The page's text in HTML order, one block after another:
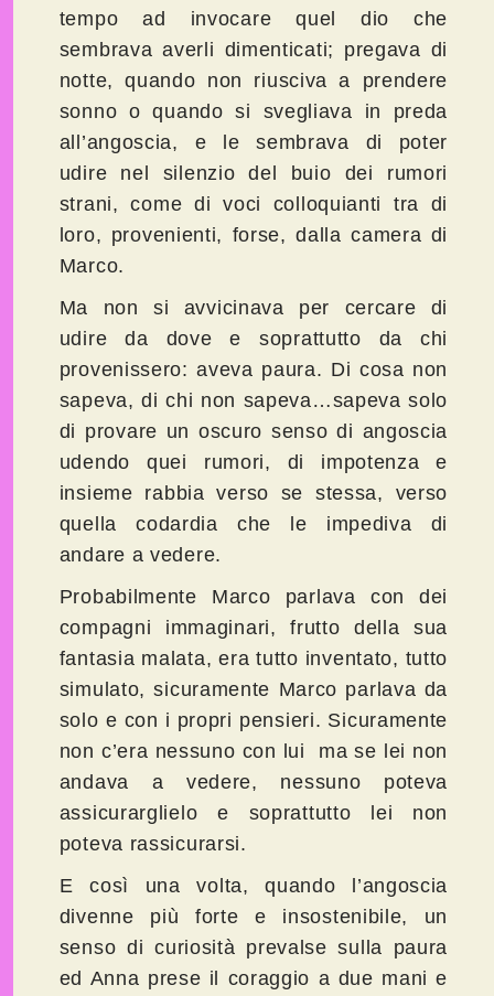
tempo ad invocare quel dio che
sembrava averli dimenticati; pregava di
notte, quando non riusciva a prendere
sonno o quando si svegliava in preda
all’angoscia, e le sembrava di poter
udire nel silenzio del buio dei rumori
strani, come di voci colloquianti tra di
loro, provenienti, forse, dalla camera di
Marco.
Ma non si avvicinava per cercare di
udire da dove e soprattutto da chi
provenissero: aveva paura. Di cosa non
sapeva, di chi non sapeva…sapeva solo
di provare un oscuro senso di angoscia
udendo quei rumori, di impotenza e
insieme rabbia verso se stessa, verso
quella codardia che le impediva di
andare a vedere.
Probabilmente Marco parlava con dei
compagni immaginari, frutto della sua
fantasia malata, era tutto inventato, tutto
simulato, sicuramente Marco parlava da
solo e con i propri pensieri. Sicuramente
non c’era nessuno con lui ma se lei non
andava a vedere, nessuno poteva
assicurarglielo e soprattutto lei non
poteva rassicurarsi.
E così una volta, quando l’angoscia
divenne più forte e insostenibile, un
senso di curiosità prevalse sulla paura
ed Anna prese il coraggio a due mani e